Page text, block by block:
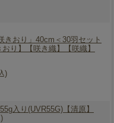
きおり」40cm＜30羽セット
り】【咲き織】【咲織】
)
入り(UVR55G)【清原】